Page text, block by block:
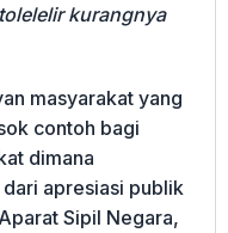
kurangnya
masyarakat yang
contoh bagi
dimana
apresiasi publik
Sipil Negara,